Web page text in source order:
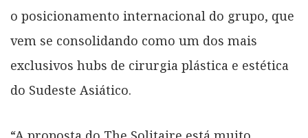
o posicionamento internacional do grupo, que
vem se consolidando como um dos mais
exclusivos hubs de cirurgia plástica e estética
do Sudeste Asiático.